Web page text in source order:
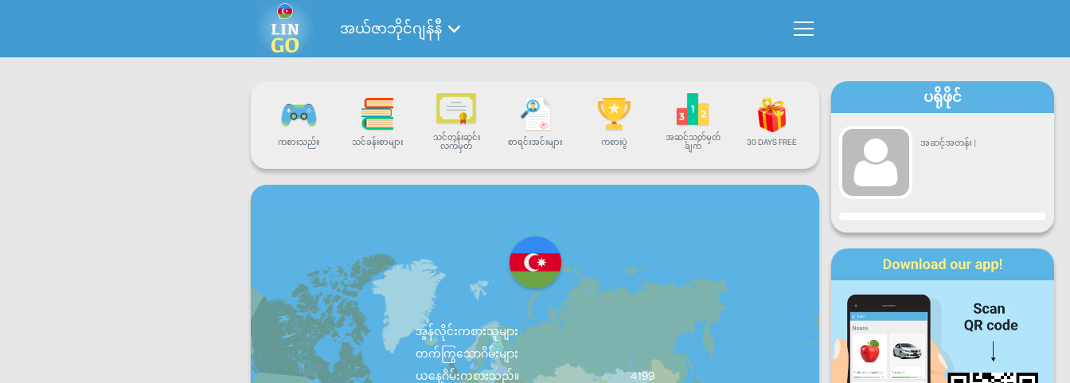
အယ်ဇာဘိုင်ဂျန်နီ
ကစားသည်။ သင်ခန်းစာများ
သင်တန်းဆင်း
လက်မှတ်
စာရင်းအင်းများ ကစားပွဲ
အဆင့်သတ်မှတ်
ချက်
30 DAYS FREE
အွန်လိုင်းကစားသူများ
တက်ကြွသောဂိမ်းများ
ယနေ့ဂိမ်းကစားသည်။
4199
ပရိုဖိုင်
အဆင့်အတန်း |
တိုးတက်မှု
တနင်္လာ ဗုဒ္ဓဟူး ကြာသာ
သောကြာ စနေ တနင်္ဂနွေ